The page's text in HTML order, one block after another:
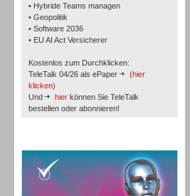
• Hybride Teams managen
• Geopolitik
• Software 2036
• EU AI Act Versicherer
Kostenlos zum Durchklicken:
TeleTalk 04/26 als ePaper
(hier
klicken)
Und
hier können Sie TeleTalk
bestellen oder abonnieren!
Workforce-Management